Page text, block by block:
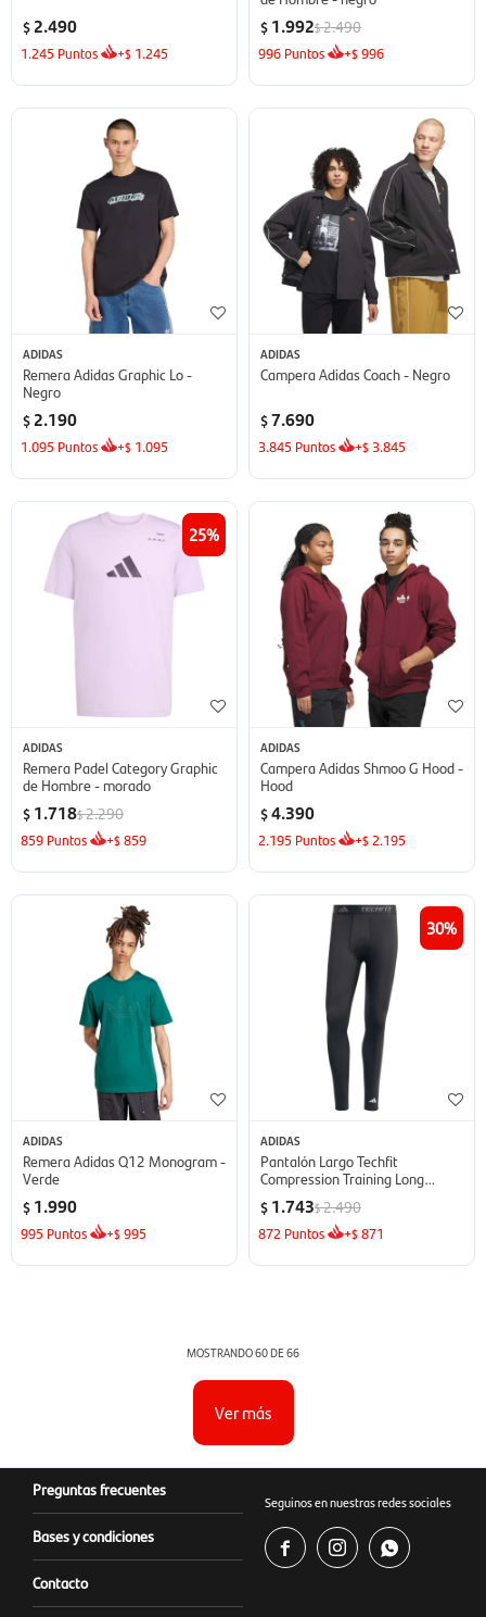
$ 2.490
1.245 Puntos +$ 1.245
$ 1.992$2.490
996 Puntos +$996
ADIDAS
Remera Adidas Graphic Lo -
Negro
$ 2.190
1.095 Puntos +$ 1.095
ADIDAS
Campera Adidas Coach - Negro
$7.690
3.845 Puntos +$ 3.845
25
ADIDAS
Remera Padel Category Graphic
de Hombre - morado
$ 1.718$2.290
859 Puntos +$859
ADIDAS
Campera Adidas Shmoo G Hood -
Hood
$4.390
2.195 Puntos +$ 2.195
ADIDAS
Remera Adidas Q12 Monogram -
Verde
$ 1.990
995 Puntos +$995
30
ADIDAS
Pantalón Largo Techfit
Compression Training Long
Tights de Hombre - negro
$ 1.743$2.490
872 Puntos +$871
MOSTRANDO60DE66
Ver más
Preguntas frecuentes
Bases y condiciones
Contacto
Seguinos en nuestras redes sociales
  